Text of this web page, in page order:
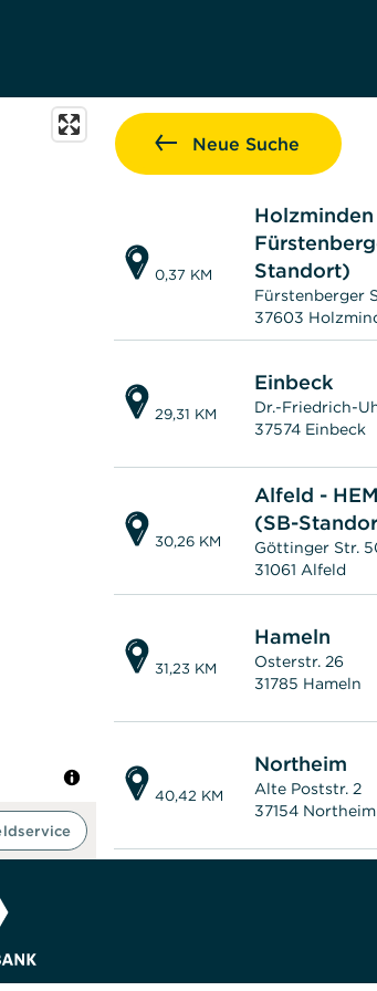
Neue Suche
0,37 KM
Standort)
Fürstenberger
37603
29,31 KM
Einbeck
Dr.-Friedrich-
37574 Einbeck
30,26 KM
Alfeld -
(SB-
Göttinger Str.
31061 Alfeld
31,23 KM
Hameln
Osterstr. 26
31785 Hameln
40,42 KM
Northeim
Alte Poststr. 2
37154 Northeim